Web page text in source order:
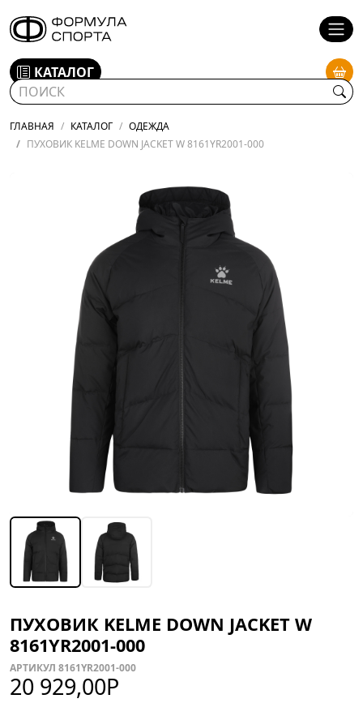
КАТАЛОГ
ГЛАВНАЯ КАТАЛОГ
ОДЕЖДА
ПУХОВИК KELME DOWN JACKET W 8161YR2001-000
ПУХОВИК KELME DOWN JACKET W
8161YR2001-000
АРТИКУЛ 8161YR2001-000
20 929,00Р